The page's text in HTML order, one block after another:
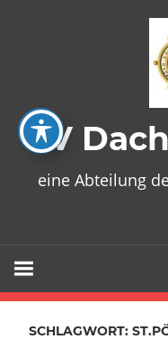
SV
eine Abteilung
SCHLAGWORT: